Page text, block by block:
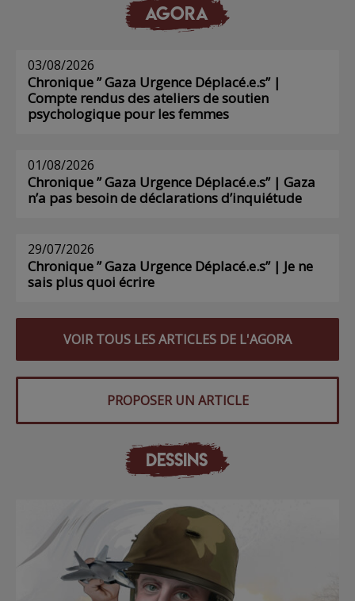
AGORA
03/08/2026
Chronique ” Gaza Urgence Déplacé.e.s” |
Compte rendus des ateliers de soutien
psychologique pour les femmes
01/08/2026
Chronique ” Gaza Urgence Déplacé.e.s” | Gaza
n’a pas besoin de déclarations d’inquiétude
29/07/2026
Chronique ” Gaza Urgence Déplacé.e.s” | Je ne
sais plus quoi écrire
VOIR TOUS LES ARTICLES DE L'AGORA
PROPOSER UN ARTICLE
DESSINS